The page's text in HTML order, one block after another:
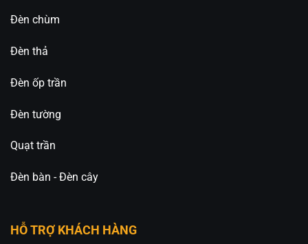
Đèn chùm
Đèn thả
Đèn ốp trần
Đèn tường
Quạt trần
Đèn bàn - Đèn cây
HỖ TRỢ KHÁCH HÀNG